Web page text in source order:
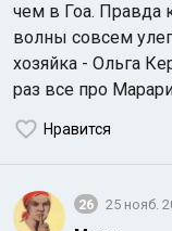
чем в Гоа. Правда
волны совсем
хозяйка - Ольга
раз все про
Нравится
26 25 нояб.